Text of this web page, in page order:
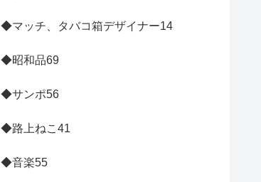
◆マッチ、タバコ箱デザイナー14
◆昭和品69
◆サンポ56
◆路上ねこ 41
◆音楽55